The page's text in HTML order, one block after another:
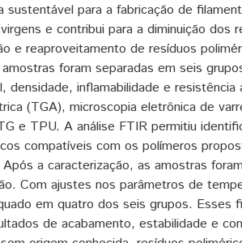
para a fabricação de
e contribui para a diminuição dos
e reaproveitamento de resíduos
foram separadas em seis
inflamabilidade e resistência
(TGA), microscopia eletrônica de
e TPU. A análise FTIR permitiu
compatíveis com os polímeros
a caracterização, as amostras
Com ajustes nos parâmetros de
em quatro dos seis grupos. Esses
de acabamento, estabilidade e